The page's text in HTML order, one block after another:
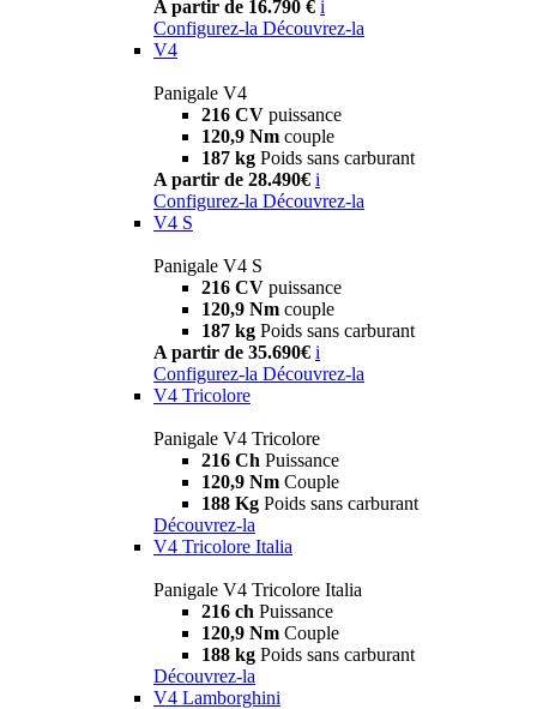
A partir de 16.790 € i
Configurez-la Découvrez-la
V4
Panigale V4
216 CV puissance
120,9 Nm couple
187 kg Poids sans carburant
A partir de 28.490€ i
Configurez-la Découvrez-la
V4 S
Panigale V4 S
216 CV puissance
120,9 Nm couple
187 kg Poids sans carburant
A partir de 35.690€ i
Configurez-la Découvrez-la
V4 Tricolore
Panigale V4 Tricolore
216 Ch Puissance
120,9 Nm Couple
188 Kg Poids sans carburant
Découvrez-la
V4 Tricolore Italia
Panigale V4 Tricolore Italia
216 ch Puissance
120,9 Nm Couple
188 kg Poids sans carburant
Découvrez-la
V4 Lamborghini